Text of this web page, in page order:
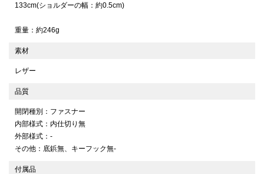
133cm(ショルダーの幅：約0.5cm)
重量：約246g
素材
レザー
品質
開閉種別：ファスナー
内部様式：内仕切り無
外部様式：-
その他：底鋲無、キーフック無-
付属品